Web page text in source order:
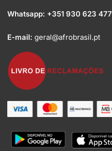
Whatsapp: +351 930 623 477
E-mail: geral@afrobrasil.pt